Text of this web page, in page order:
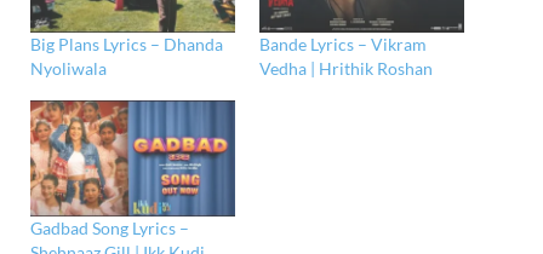
Big Plans Lyrics – Dhanda
Nyoliwala
Bande Lyrics – Vikram
Vedha | Hrithik Roshan
Gadbad Song Lyrics –